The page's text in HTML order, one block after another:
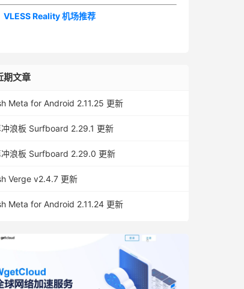
VLESS Reality 机场推荐
期文章
Meta for Android 2.11.25 更新
冲浪板 Surfboard 2.29.1 更新
冲浪板 Surfboard 2.29.0 更新
Verge v2.4.7 更新
Meta for Android 2.11.24 更新